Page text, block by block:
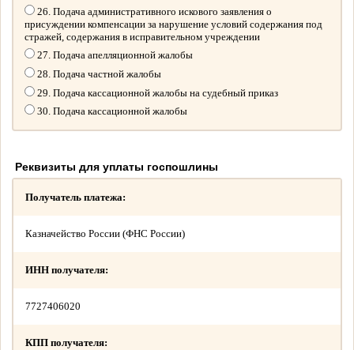
26. Подача административного искового заявления о
присуждении компенсации за нарушение условий содержания под
стражей, содержания в исправительном учреждении
27. Подача апелляционной жалобы
28. Подача частной жалобы
29. Подача кассационной жалобы на судебный приказ
30. Подача кассационной жалобы
Реквизиты для уплаты госпошлины
Получатель платежа:
Казначейство России (ФНС России)
ИНН получателя:
7727406020
КПП получателя: